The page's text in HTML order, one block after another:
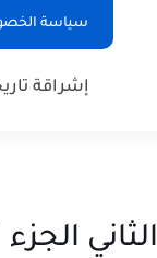
سياسة
إشراقة